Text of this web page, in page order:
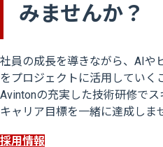
みませんか？
社員の成長を導きながら、AIや
をプロジェクトに活用していく
Avintonの充実した技術研修で
キャリア目標を一緒に達成しま
採用情報